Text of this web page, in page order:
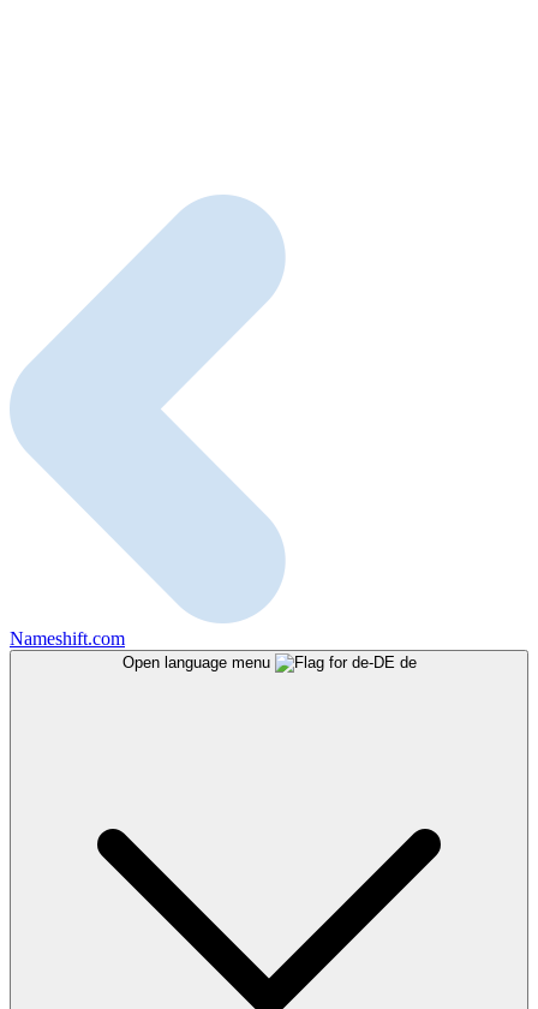
Nameshift.com
Open language menu de